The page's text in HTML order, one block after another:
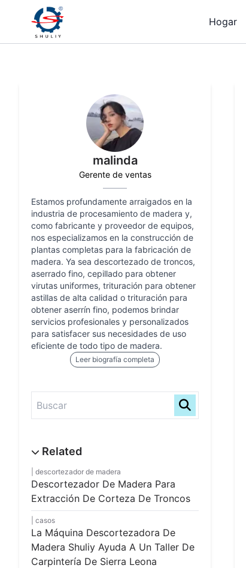
Hogar
malinda
Gerente de ventas
Estamos profundamente arraigados en la
industria de procesamiento de madera y,
como fabricante y proveedor de equipos,
nos especializamos en la construcción de
plantas completas para la fabricación de
madera. Ya sea descortezado de troncos,
aserrado fino, cepillado para obtener
virutas uniformes, trituración para obtener
astillas de alta calidad o trituración para
obtener aserrín fino, podemos brindar
servicios profesionales y personalizados
para satisfacer sus necesidades de uso
eficiente de todo tipo de madera.
Leer biografía completa
descortezador de madera
Descortezador De Madera Para
Extracción De Corteza De Troncos
casos
La Máquina Descortezadora De
Madera Shuliy Ayuda A Un Taller De
Carpintería De Sierra Leona